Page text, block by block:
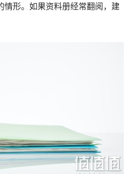
情形。如果资料册经常翻阅，建